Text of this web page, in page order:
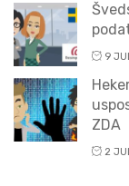
9
ZDA
2